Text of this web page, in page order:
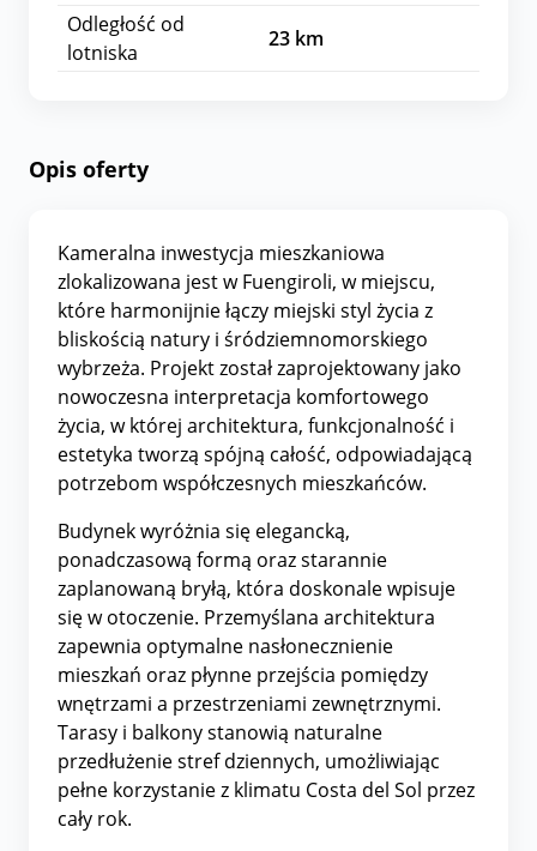
Odległość od
lotniska
23 km
Opis oferty
Kameralna inwestycja mieszkaniowa
zlokalizowana jest w Fuengiroli, w miejscu,
które harmonijnie łączy miejski styl życia z
bliskością natury i śródziemnomorskiego
wybrzeża. Projekt został zaprojektowany jako
nowoczesna interpretacja komfortowego
życia, w której architektura, funkcjonalność i
estetyka tworzą spójną całość, odpowiadającą
potrzebom współczesnych mieszkańców.
Budynek wyróżnia się elegancką,
ponadczasową formą oraz starannie
zaplanowaną bryłą, która doskonale wpisuje
się w otoczenie. Przemyślana architektura
zapewnia optymalne nasłonecznienie
mieszkań oraz płynne przejścia pomiędzy
wnętrzami a przestrzeniami zewnętrznymi.
Tarasy i balkony stanowią naturalne
przedłużenie stref dziennych, umożliwiając
pełne korzystanie z klimatu Costa del Sol przez
cały rok.